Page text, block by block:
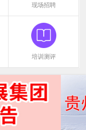
现场招聘
培训测评